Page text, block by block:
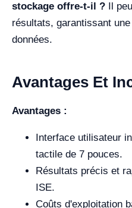
stockage offre-t-il ? Il
résultats, garantissant
données.
Avantages Et
Avantages :
Interface utilisateur
tactile de 7 pouces.
Résultats précis et
ISE.
Coûts d'exploitation